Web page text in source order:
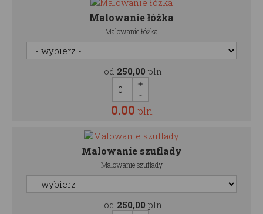
Malowanie łóżka
Malowanie łóżka
od 250,00 pln
0.00 pln
Malowanie szuflady
Malowanie szuflady
od 250,00 pln